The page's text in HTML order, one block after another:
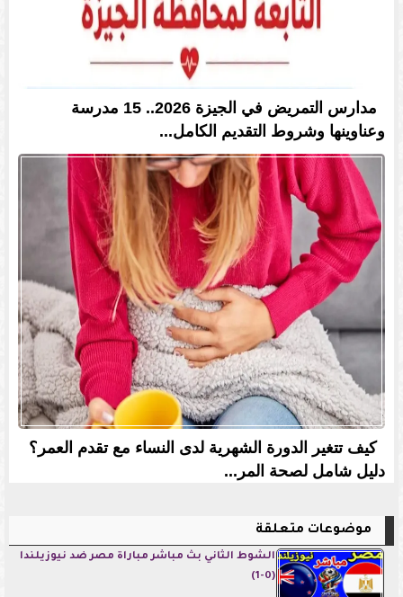
مدارس التمريض في الجيزة 2026.. 15 مدرسة
وعناوينها وشروط التقديم الكامل...
كيف تتغير الدورة الشهرية لدى النساء مع تقدم العمر؟
دليل شامل لصحة المر...
موضوعات متعلقة
الشوط الثاني بث مباشر مباراة مصر ضد نيوزيلندا
(0-1)